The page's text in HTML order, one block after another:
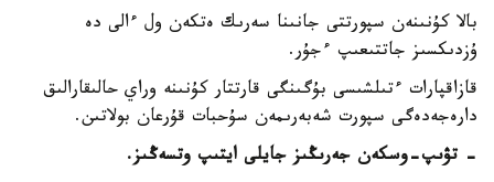
بالا كۇنىنەن سپورتتى جانىنا سەرىك ەتكەن ول ءالى دە
ۇزدىكسىز جاتتىعىپ ءجۇر.
قازاقپارات ءتىلشىسى بۇگىنگى قارتتار كۇنىنە وراي حالىقارالىق
دارەجەدەگى سپورت شەبەرىمەن سۇحبات قۇرعان بولاتىن.
- تۋىپ-وسكەن جەرىڭىز جايلى ايتىپ وتسەڭىز.